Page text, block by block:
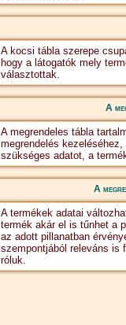
A kocsi tábla szerepe
hogy a látogatók mely
választottak.
A
A megrendeles tábla
megrendelés
szükséges adatot, a
A
A termékek adatai
termék akár el is tűnhet a
az adott pillanatban
szempontjából releváns is
róluk.